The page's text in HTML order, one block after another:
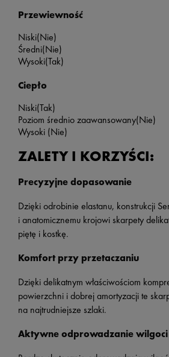
Przewiewność
Niski(Nie)
Średni(Nie)
Wysoki(Tak)
Ciepło
Niski(Tak)
Poziom średnio zaawansowany(Nie)
Wysoki (Nie)
ZALETY I KORZYŚCI:
Precyzyjne dopasowanie
Dzięki odrobinie elastanu, konstrukcji
i anatomicznemu krojowi skarpety
piętę i kostkę.
Komfort przy przetaczaniu
Dzięki delikatnym właściwościom
powierzchni i dobrej amortyzacji te
na najtrudniejsze szlaki.
Aktywne odprowadzanie wilgoci